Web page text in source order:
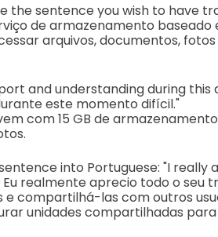
the sentence you wish to have
de armazenamento
arquivos, documentos,
and understanding during this
este momento difícil."
com 15 GB de
into Portuguese: "I
realmente aprecio todo o seu
e compartilhá-las com outros
unidades compartilhadas para